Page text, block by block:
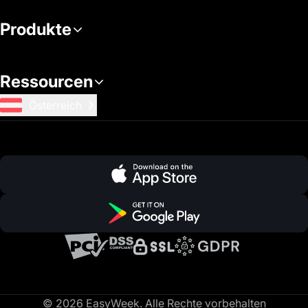
Produkte
Ressourcen
© 2026 EasyWeek. Alle Rechte vorbehalten